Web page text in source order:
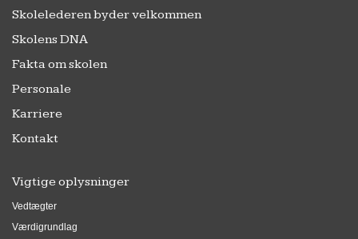
Skolelederen byder velkommen
Skolens DNA
Fakta om skolen
Personale
Karriere
Kontakt
Vigtige oplysninger
Vedtægter
Værdigrundlag